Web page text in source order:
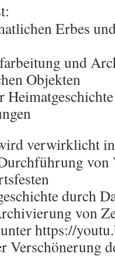
Erbes
und
Objekten
verwirklicht
von
durch
von
https://